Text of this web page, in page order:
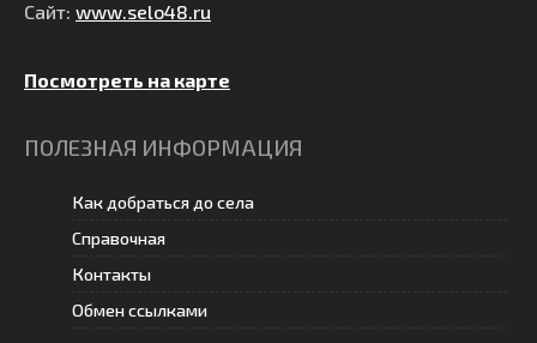
Сайт: www.selo48.ru
Посмотреть на карте
ПОЛЕЗНАЯ ИНФОРМАЦИЯ
Как добраться до села
Справочная
Контакты
Обмен ссылками